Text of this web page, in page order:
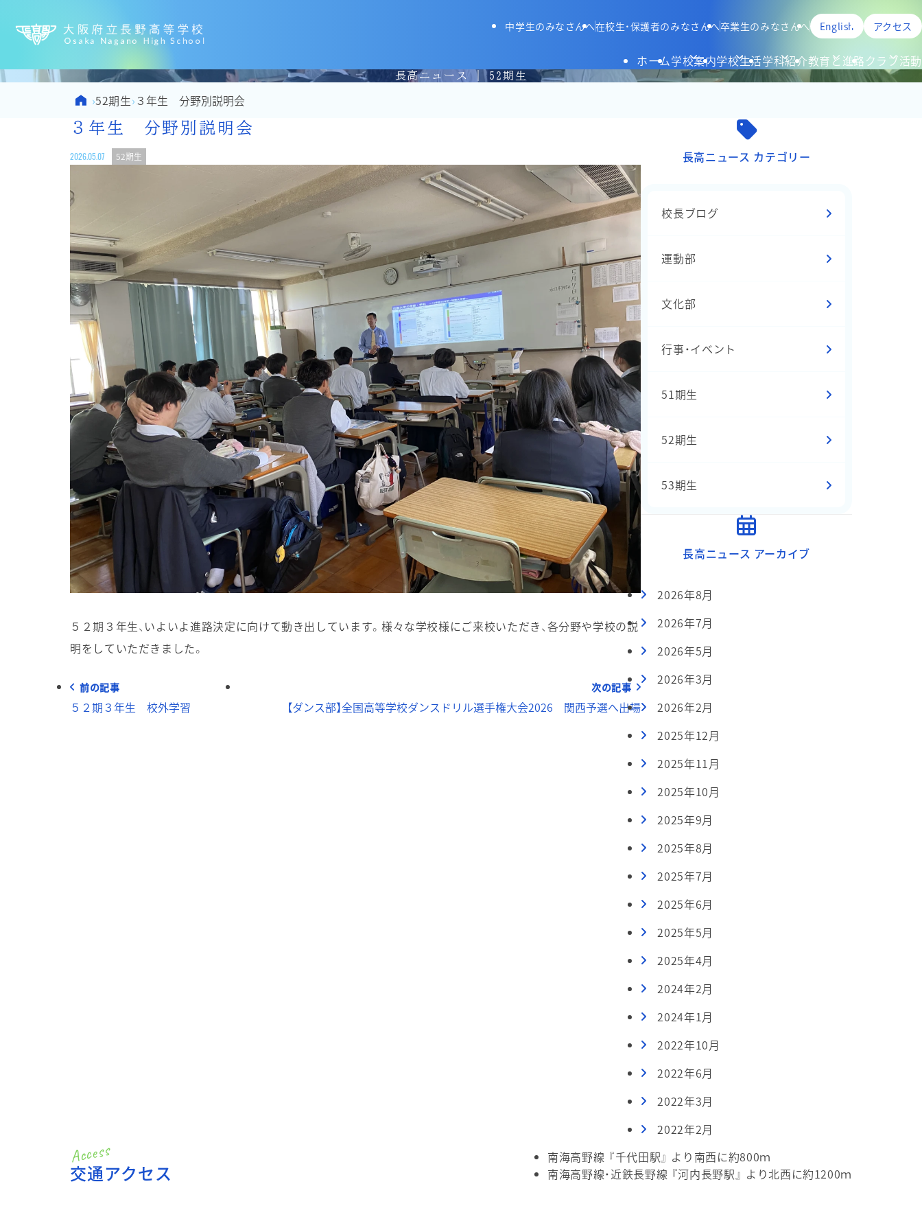
ホーム学校案内学校生活学科紹介教育と進路クラブ活動
中学生のみなさんへ在校生・保護者のみなさんへ卒業生のみなさんへ English アクセス
長高ニュース | 52期生
Home
›52期生›３年生 分野別説明会
３年生 分野別説明会
2026.05.07 52期生
５２期３年生、いよいよ進路決定に向けて動き出しています。様々な学校様にご来校いただき、各分野や学校の説
明をしていただきました。
前の記事
５２期３年生 校外学習
次の記事
【ダンス部】全国高等学校ダンスドリル選手権大会2026 関西予選へ出場
長高ニュース カテゴリー
校長ブログ
運動部
文化部
行事・イベント
51期生
52期生
53期生
長高ニュース アーカイブ
2026年8月
2026年7月
2026年5月
2026年3月
2026年2月
2025年12月
2025年11月
2025年10月
2025年9月
2025年8月
2025年7月
2025年6月
2025年5月
2025年4月
2024年2月
2024年1月
2022年10月
2022年6月
2022年3月
2022年2月
交通アクセス
南海高野線 『千代田駅』 より南西に約800ｍ
南海高野線・近鉄長野線 『河内長野駅』 より北西に約1200ｍ